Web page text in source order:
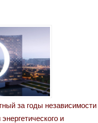
за годы независимости
и